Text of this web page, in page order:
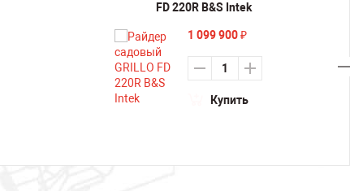
FD 220R B&S Intek
1 099 900 ₽
Купить